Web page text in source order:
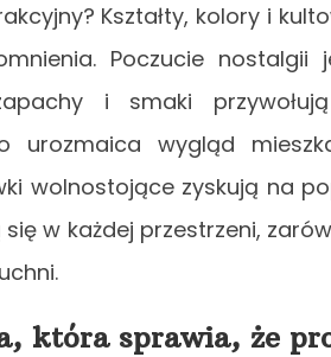
Kształty, kolory i
Poczucie nostalgii
i smaki
urozmaica wygląd
wolnostojące zyskują na
w każdej przestrzeni,
która sprawia, że